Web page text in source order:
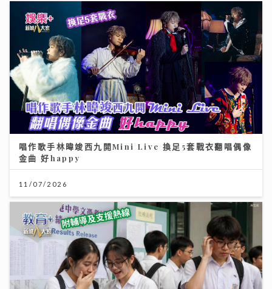
唱作歌手林暐竣西九開Mini Live 換足5套戰衣翻唱偶像
金曲 好happy
11/07/2026